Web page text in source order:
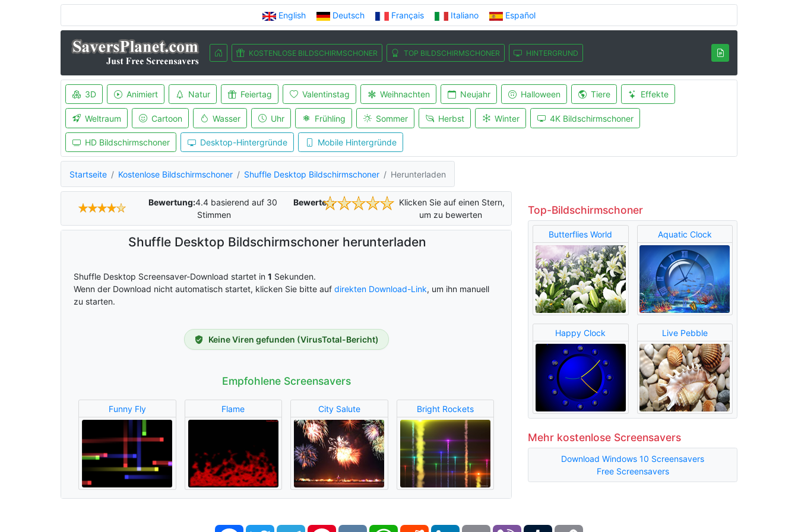
English Deutsch Français Italiano Español
KOSTENLOSE BILDSCHIRMSCHONER TOP BILDSCHIRMSCHONER HINTERGRUND
3D Animiert Natur Feiertag Valentinstag Weihnachten Neujahr Halloween Tiere Effekte
Weltraum Cartoon Wasser Uhr Frühling Sommer Herbst Winter 4K Bildschirmschoner
HD Bildschirmschoner Desktop-Hintergründe Mobile Hintergründe
Startseite Kostenlose Bildschirmschoner Shuffle Desktop Bildschirmschoner Herunterladen
Bewertung:4.4basierend auf 30
Stimmen
Bewerten:
Klicken Sie auf einen Stern,
um zu bewerten
Shuffle Desktop Bildschirmschoner herunterladen
Shuffle Desktop Screensaver-Download startet in 1 Sekunden.
Wenn der Download nicht automatisch startet, klicken Sie bitte auf direkten Download-Link, um ihn manuell
zu starten.
Keine Viren gefunden (VirusTotal-Bericht)
Empfohlene Screensavers
Funny Fly Flame City Salute Bright Rockets
Top-Bildschirmschoner
Butterflies World Aquatic Clock
Happy Clock Live Pebble
Mehr kostenlose Screensavers
Download Windows 10 Screensavers
Free Screensavers